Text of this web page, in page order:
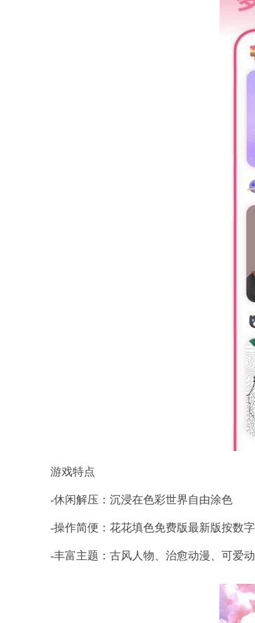
游戏特点
-休闲解压：沉浸在色彩世界自由涂色
-操作简便：花花填色免费版最新版按数
-丰富主题：古风人物、治愈动漫、可爱